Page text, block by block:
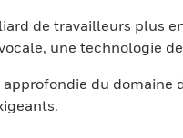
de travailleurs plus
une technologie
du